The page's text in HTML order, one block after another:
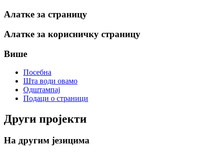
Алатке за страницу
Алатке за корисничку страницу
Више
Посебна
Шта води овамо
Одштампај
Подаци о страници
Други пројекти
На другим језицима